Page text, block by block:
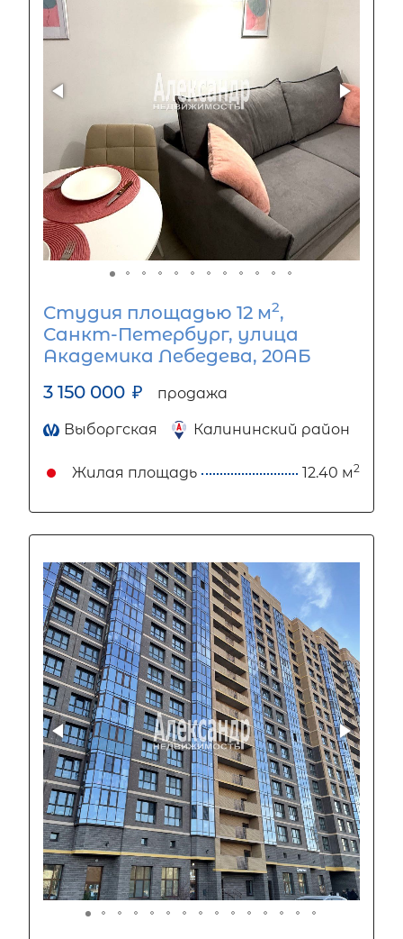
Студия площадью 12 м2,
Санкт-Петербург, улица
Академика Лебедева, 20АБ
3 150 000 ₽ продажа
Выборгская Калининский район
Жилая площадь 12.40 м2